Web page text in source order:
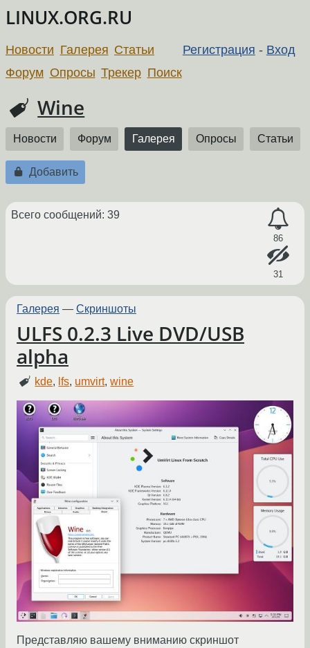
LINUX.ORG.RU
Регистрация - Вход
Новости Галерея Статьи
Форум Опросы Трекер Поиск
Wine
Новости Форум Галерея Опросы Статьи
Добавить
86
31
Всего сообщений: 39
Галерея — Скриншоты
ULFS 0.2.3 Live DVD/USB
alpha
kde, lfs, umvirt,wine
Представляю вашему вниманию скриншот